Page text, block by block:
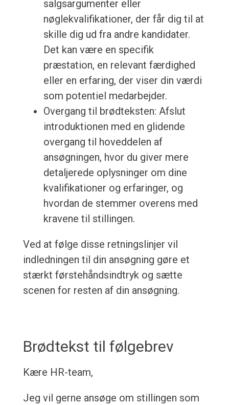
salgsargumenter eller
nøglekvalifikationer, der får dig til at
skille dig ud fra andre kandidater.
Det kan være en specifik
præstation, en relevant færdighed
eller en erfaring, der viser din værdi
som potentiel medarbejder.
Overgang til brødteksten: Afslut
introduktionen med en glidende
overgang til hoveddelen af
ansøgningen, hvor du giver mere
detaljerede oplysninger om dine
kvalifikationer og erfaringer, og
hvordan de stemmer overens med
kravene til stillingen.
Ved at følge disse retningslinjer vil
indledningen til din ansøgning gøre et
stærkt førstehåndsindtryk og sætte
scenen for resten af din ansøgning.
Brødtekst til følgebrev
Kære HR-team,
Jeg vil gerne ansøge om stillingen som